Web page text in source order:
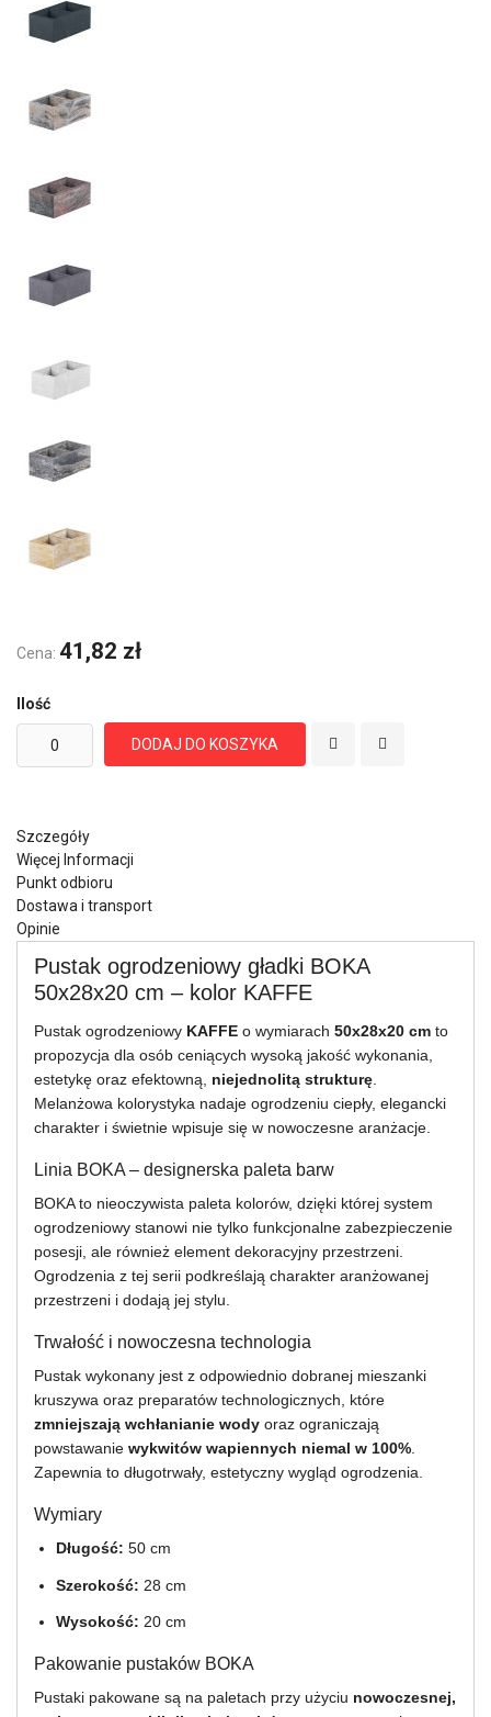
Cena: 41,82 zł
Ilość
DODAJ DO KOSZYKA
Szczegóły
Więcej Informacji
Punkt odbioru
Dostawa i transport
Opinie
Pustak ogrodzeniowy gładki BOKA
50x28x20 cm – kolor KAFFE
Pustak ogrodzeniowy KAFFE o wymiarach 50x28x20 cm to
propozycja dla osób ceniących wysoką jakość wykonania,
estetykę oraz efektowną, niejednolitą strukturę
Melanżowa kolorystyka nadaje ogrodzeniu ciepły, elegancki
charakter i świetnie wpisuje się w nowoczesne aranżacje.
Linia BOKA – designerska paleta barw
BOKA to nieoczywista paleta kolorów, dzięki której system
ogrodzeniowy stanowi nie tylko funkcjonalne zabezpieczenie
posesji, ale również element dekoracyjny przestrzeni.
Ogrodzenia z tej serii podkreślają charakter aranżowanej
przestrzeni i dodają jej stylu.
Trwałość i nowoczesna technologia
Pustak wykonany jest z odpowiednio dobranej mieszanki
kruszywa oraz preparatów technologicznych, które
zmniejszają wchłanianie wody oraz ograniczają
powstawanie wykwitów wapiennych niemal w 100%
Zapewnia to długotrwały, estetyczny wygląd ogrodzenia.
Wymiary
Długość: 50 cm
Szerokość: 28 cm
Wysokość: 20 cm
Pakowanie pustaków BOKA
Pustaki pakowane są na paletach przy użyciu nowoczesnej,